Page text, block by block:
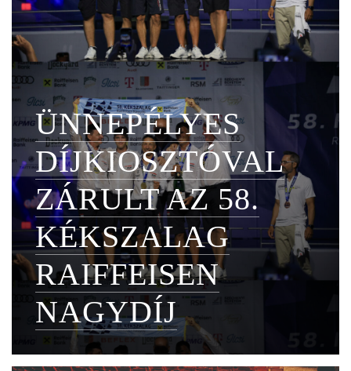
ÜNNEPÉLYES
DÍJKIOSZTÓVAL
ZÁRULT AZ 58.
KÉKSZALAG
RAIFFEISEN
NAGYDÍJ